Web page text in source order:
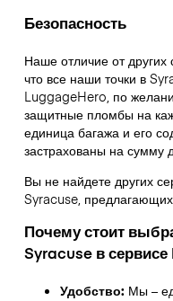
Безопасность
Наше отличие от других
чтовсе наши точки в
LuggageHero, по
защитные пломбы на
единица багажа и его
застрахованы на сумму
Вы не найдете других
Syracuse, предлагающих
Почему стоит
Syracuseв
Удобство: Мы –